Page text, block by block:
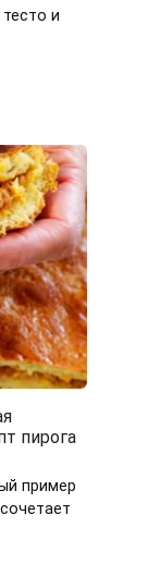
и
пирога
пример